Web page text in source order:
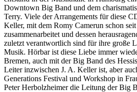
Downtown Big Band und dem
Terry. Viele der Arrangements für diese
Keller, mit dem Romy Camerun schon
zusammenarbeitet und dessen
zuletzt verantwortlich sind für ihre große
Musik. Hörbar ist diese Liebe immer
Bremen, auch mit der Big Band des
Leiter inzwischen J. A. Keller ist, aber
Generations Festival und Workshop in
Peter Herbolzheimer die Leitung der Big